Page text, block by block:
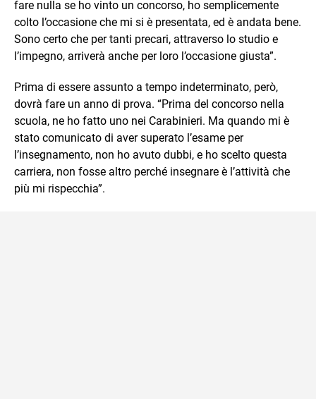
fare nulla se ho vinto un concorso, ho semplicemente
colto l’occasione che mi si è presentata, ed è andata bene.
Sono certo che per tanti precari, attraverso lo studio e
l’impegno, arriverà anche per loro l’occasione giusta”.
Prima di essere assunto a tempo indeterminato, però,
dovrà fare un anno di prova. “Prima del concorso nella
scuola, ne ho fatto uno nei Carabinieri. Ma quando mi è
stato comunicato di aver superato l’esame per
l’insegnamento, non ho avuto dubbi, e ho scelto questa
carriera, non fosse altro perché insegnare è l’attività che
più mi rispecchia”.